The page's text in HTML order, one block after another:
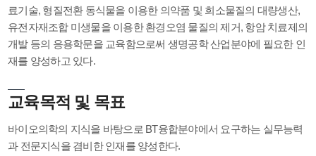
료기술, 형질전환 동식물을 이용한 의약품 및 희소물질의 대량생산,
유전자재조합 미생물을 이용한 환경오염 물질의 제거, 항암 치료제의
개발 등의 응용학문을 교육함으로써 생명공학 산업분야에 필요한 인
재를 양성하고 있다.
교육목적 및 목표
바이오의학의 지식을 바탕으로 BT융합분야에서 요구하는 실무능력
과 전문지식을 겸비한 인재를 양성한다.